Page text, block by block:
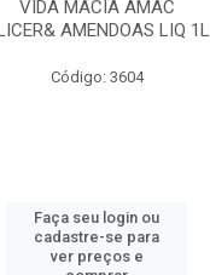
VIDA MACIA AMAC
AMENDOAS LIQ 1L
Código: 3604
Faça seu login ou
cadastre-se para
ver preços e